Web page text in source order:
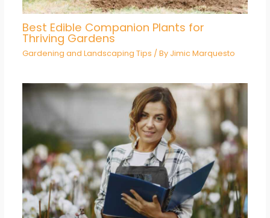
Best Edible Companion Plants for
Thriving Gardens
Gardening and Landscaping Tips / By Jimic Marquesto